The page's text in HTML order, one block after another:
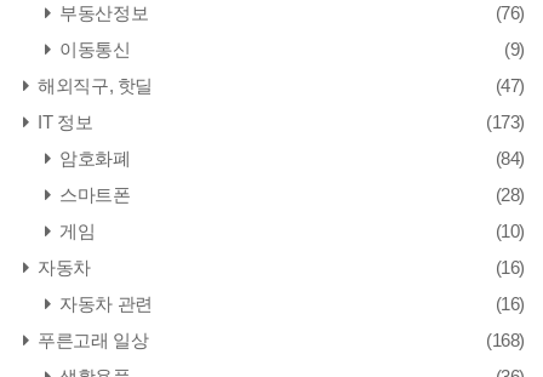
부동산정보
(76)
이동통신
(9)
해외직구, 핫딜
(47)
IT 정보
(173)
암호화폐
(84)
스마트폰
(28)
게임
(10)
자동차
(16)
자동차 관련
(16)
푸른고래 일상
(168)